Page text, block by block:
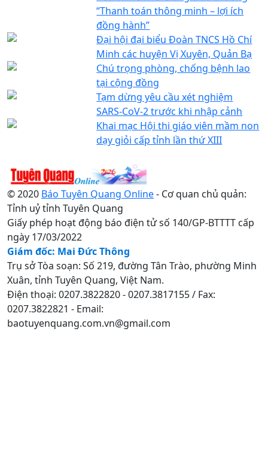
“Thanh toán thông minh – lợi ích
đồng hành”
Đại hội đại biểu Đoàn TNCS Hồ Chí
Minh các huyện Vị Xuyên, Quản Bạ
Chú trọng phòng, chống bệnh lao
tại cộng đồng
Tạm dừng yêu cầu xét nghiệm
SARS-CoV-2 trước khi nhập cảnh
Khai mạc Hội thi giáo viên mầm non
dạy giỏi cấp tỉnh lần thứ XIII
© 2020 Báo Tuyên Quang Online- Cơ quan chủ quản:
Tỉnh uỷ tỉnh Tuyên Quang
Giấy phép hoạt động báo điện tử số 140/GP-BTTTT cấp
ngày 17/03/2022
Giám đốc: Mai Đức Thông
Trụ sở Tòa soạn: Số 219, đường Tân Trào, phường Minh
Xuân, tỉnh Tuyên Quang, Việt Nam.
Điện thoại: 0207.3822820 - 0207.3817155 / Fax:
0207.3822821 - Email:
baotuyenquang.com.vn@gmail.com